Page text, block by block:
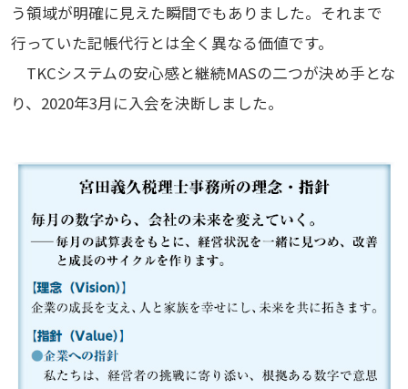
う領域が明確に見えた瞬間でもありました。それまで
行っていた記帳代行とは全く異なる価値です。
TKCシステムの安心感と継続MASの二つが決め手とな
り、2020年3月に入会を決断しました。